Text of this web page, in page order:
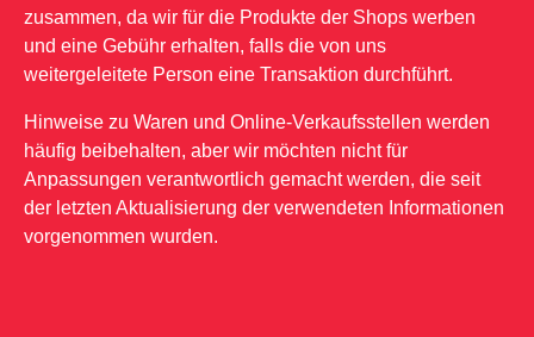
zusammen, da wir für die Produkte der Shops werben
und eine Gebühr erhalten, falls die von uns
weitergeleitete Person eine Transaktion durchführt.
Hinweise zu Waren und Online-Verkaufsstellen werden
häufig beibehalten, aber wir möchten nicht für
Anpassungen verantwortlich gemacht werden, die seit
der letzten Aktualisierung der verwendeten Informationen
vorgenommen wurden.